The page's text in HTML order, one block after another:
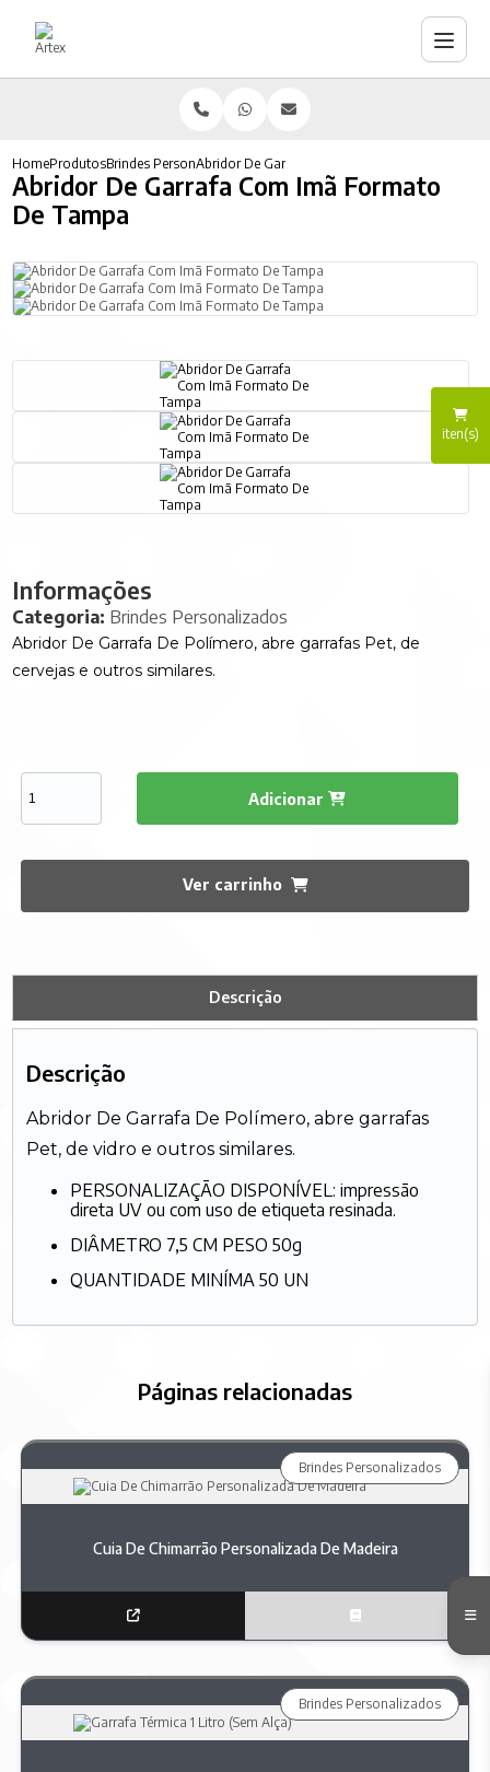
iten(s)
HomeProdutosBrindes PersonalizadosAbridor De Garrafa Com Imã Formato De Tampa
Abridor De Garrafa Com Imã Formato
De Tampa
Informações
Categoria: Brindes Personalizados
Abridor De Garrafa De Polímero, abre garrafas Pet, de
cervejas e outros similares.
Adicionar
Ver carrinho
Descrição
Descrição
Abridor De Garrafa De Polímero, abre garrafas
Pet, de vidro e outros similares.
PERSONALIZAÇÃO DISPONÍVEL: impressão
direta UV ou com uso de etiqueta resinada.
DIÂMETRO 7,5 CM PESO 50g
QUANTIDADE MINÍMA 50 UN
Páginas relacionadas
Cuia De Chimarrão Personalizada De Madeira
Brindes Personalizados
Brindes Personalizados